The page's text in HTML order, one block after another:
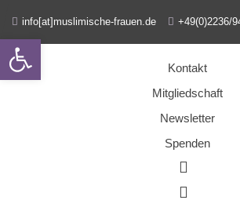
info[at]muslimische-frauen.de +49(0)2236/
Kontakt
Mitgliedschaft
Newsletter
Spenden
Open toolbar